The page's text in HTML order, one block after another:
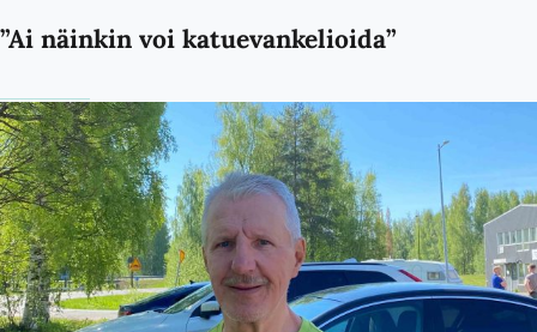
”Ai näinkin voi katuevankelioida”